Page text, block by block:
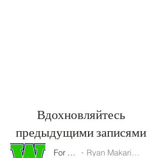
Вдохновляйтесь
предыдущими записями
For Sorrow Ryan Makarian, 11th grade